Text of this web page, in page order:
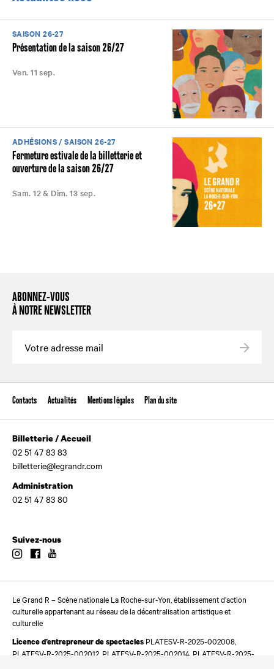
SAISON 26-27
Présentation de la saison 26/27
Ven. 11 sep.
ADHÉSIONS / SAISON 26-27
Fermeture estivale de la billetterie et
ouverture de la saison 26/27
Sam. 12 & Dim. 13 sep.
ABONNEZ-VOUS
À NOTRE NEWSLETTER
Contacts Actualités Mentions légales Plan du site
Billetterie / Accueil
02 51 47 83 83
billetterie@legrandr.com
Administration
02 51 47 83 80
Suivez-nous
InstagramFacebook
Le Grand R – Scène nationale La Roche-sur-Yon, établissement d’action
culturelle appartenant au réseau de la décentralisation artistique et
culturelle
Licence d’entrepreneur de spectacles PLATESV-R-2025-002008,
PLATESV-R-2025-002012, PLATESV-R-2025-002014, PLATESV-R-2025-